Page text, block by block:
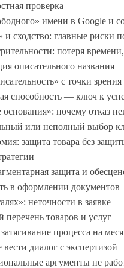
проверка
имени в Google и
и сходство: главные риски
потеря
описательного названия
с точки зрения
способность — ключ к
почему отказ
или неполный выбор
защита товара без
защита и
в оформлении документов
неточности в заявке
товаров и услуг
процесса на
диалог с экспертизой
аргументы не